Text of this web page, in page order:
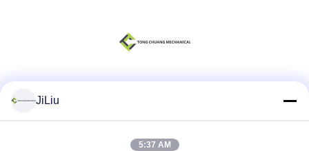
JiLiu
5:37 AM